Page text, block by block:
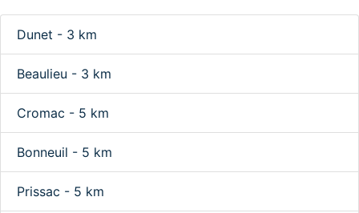
Dunet - 3 km
Beaulieu - 3 km
Cromac - 5 km
Bonneuil - 5 km
Prissac - 5 km